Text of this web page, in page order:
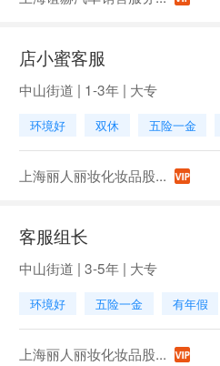
店小蜜客服
中山街道 | 1-3年 | 大专
环境好 双休 五险一金
上海丽人丽妆化妆品股...
客服组长
中山街道 | 3-5年 | 大专
环境好 五险一金 有年假
上海丽人丽妆化妆品股...